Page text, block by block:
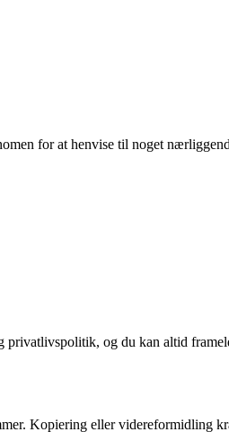
for at henvise til noget
privatlivspolitik, og du kan altid
Kopiering eller videreformidling